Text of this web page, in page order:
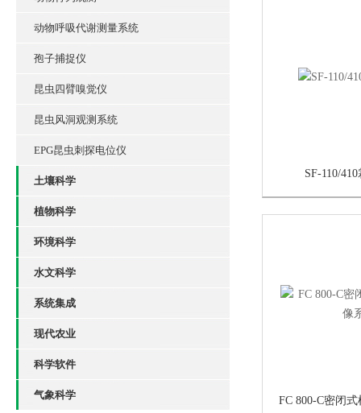
动物呼吸代谢测量系统
孢子捕捉仪
昆虫四臂嗅觉仪
昆虫风洞观测系统
EPG昆虫刺探电位仪
土壤科学
植物科学
环境科学
水文科学
系统集成
现代农业
科学软件
气象科学
SF-110/